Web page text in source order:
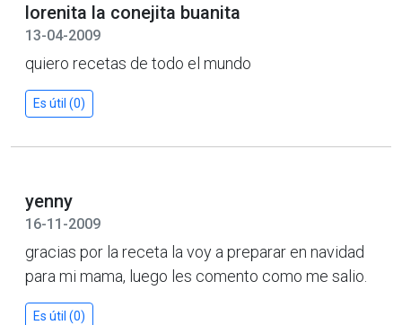
lorenita la conejita buanita
13-04-2009
quiero recetas de todo el mundo
Es útil (0)
yenny
16-11-2009
gracias por la receta la voy a preparar en navidad
para mi mama, luego les comento como me salio.
Es útil (0)